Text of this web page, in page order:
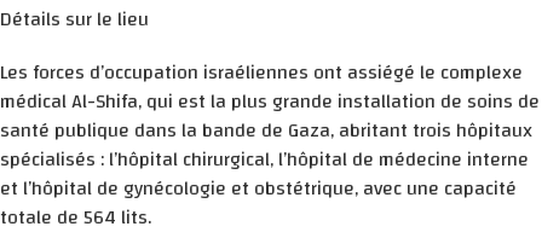
Détails sur le lieu
Les forces d’occupation israéliennes ont assiégé le complexe
médical Al-Shifa, qui est la plus grande installation de soins de
santé publique dans la bande de Gaza, abritant trois hôpitaux
spécialisés : l’hôpital chirurgical, l’hôpital de médecine interne
et l’hôpital de gynécologie et obstétrique, avec une capacité
totale de 564 lits.